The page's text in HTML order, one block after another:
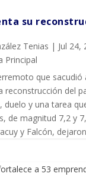
su
Tenias | Jul 24,
Principal
que sacudió
reconstrucción del
y una tarea
de magnitud 7,2 y
y Falcón,